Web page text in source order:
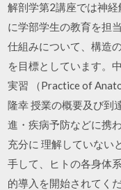
解剖学第2講座では神
に学部学生の教育を担
仕組みについて、構造
を目標としています。
実習 （Practice of
隆幸 授業の概要及び到
進・疾病予防などに携
充分に 理解していない
手して、ヒトの各身体
的導入を開始されてく